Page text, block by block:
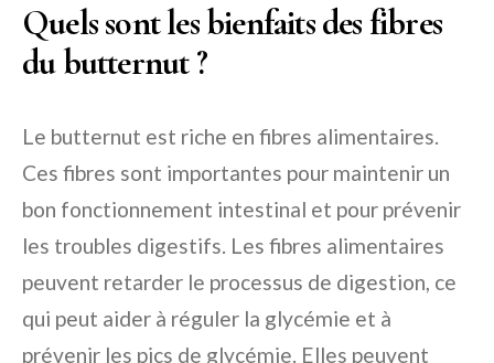
Quels sont les bienfaits des fibres
du butternut ?
Le butternut est riche en fibres alimentaires.
Ces fibres sont importantes pour maintenir un
bon fonctionnement intestinal et pour prévenir
les troubles digestifs. Les fibres alimentaires
peuvent retarder le processus de digestion, ce
qui peut aider à réguler la glycémie et à
prévenir les pics de glycémie. Elles peuvent